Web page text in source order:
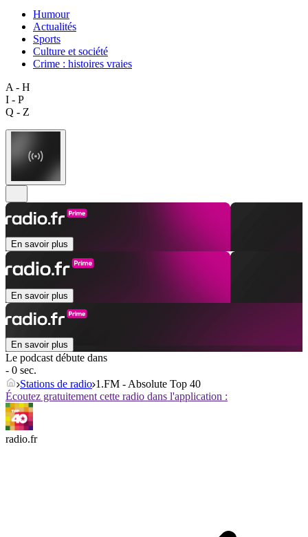
Humour
Actualités
Sports
Culture et société
Crime : histoires vraies
A - H
I - P
Q - Z
En savoir plus
En savoir plus
En savoir plus
Le podcast débute dans
- 0 sec.
Stations de radio 1.FM - Absolute Top 40
Écoutez gratuitement cette radio dans l'application :
radio.fr